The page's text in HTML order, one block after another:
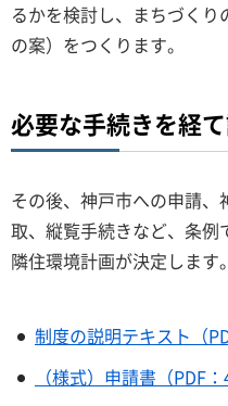
るかを検討し、まちづく
の案）をつくります。
必要な手続きを経
その後、神戸市への申請
取、縦覧手続きなど、条
隣住環境計画が決定します。
制度の説明テキスト（
（様式）申請書（PDF：